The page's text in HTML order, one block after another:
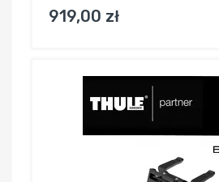
919,00 zł